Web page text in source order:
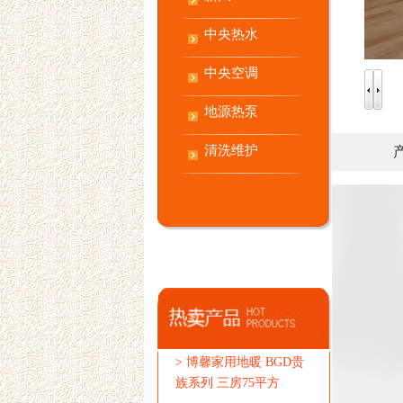
中央热水
中央空调
地源热泵
清洗维护
> 博馨家用地暖 BGD贵
族系列 三房75平方